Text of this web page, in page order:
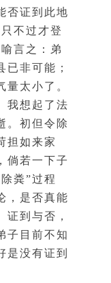
否证到此地
不过才登
言之：弟
已非可能；
量太小了。
我想起了法
。初但令除
担如来家
倘若一下子
粪”过程
，是否真能
证到与否，
子目前不知
是没有证到